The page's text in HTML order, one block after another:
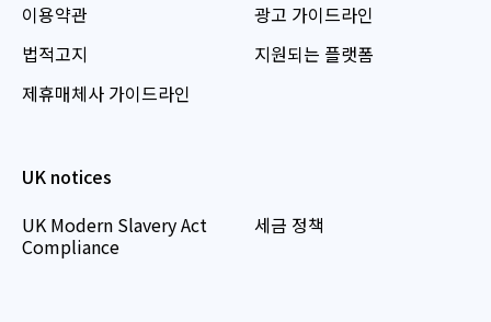
이용약관
법적고지
제휴매체사 가이드라인
광고 가이드라인
지원되는 플랫폼
UK notices
UK Modern Slavery Act
Compliance
세금 정책